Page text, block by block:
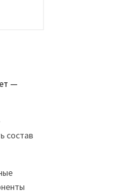
—
состав